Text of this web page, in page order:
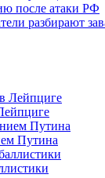
после атаки РФ
разбирают
Путина